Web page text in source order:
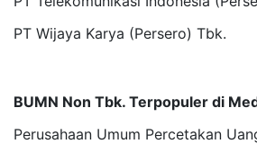
PT Wijaya Karya (Persero) Tbk.
BUMN Non Tbk. Terpopuler di
Perusahaan Umum Percetakan